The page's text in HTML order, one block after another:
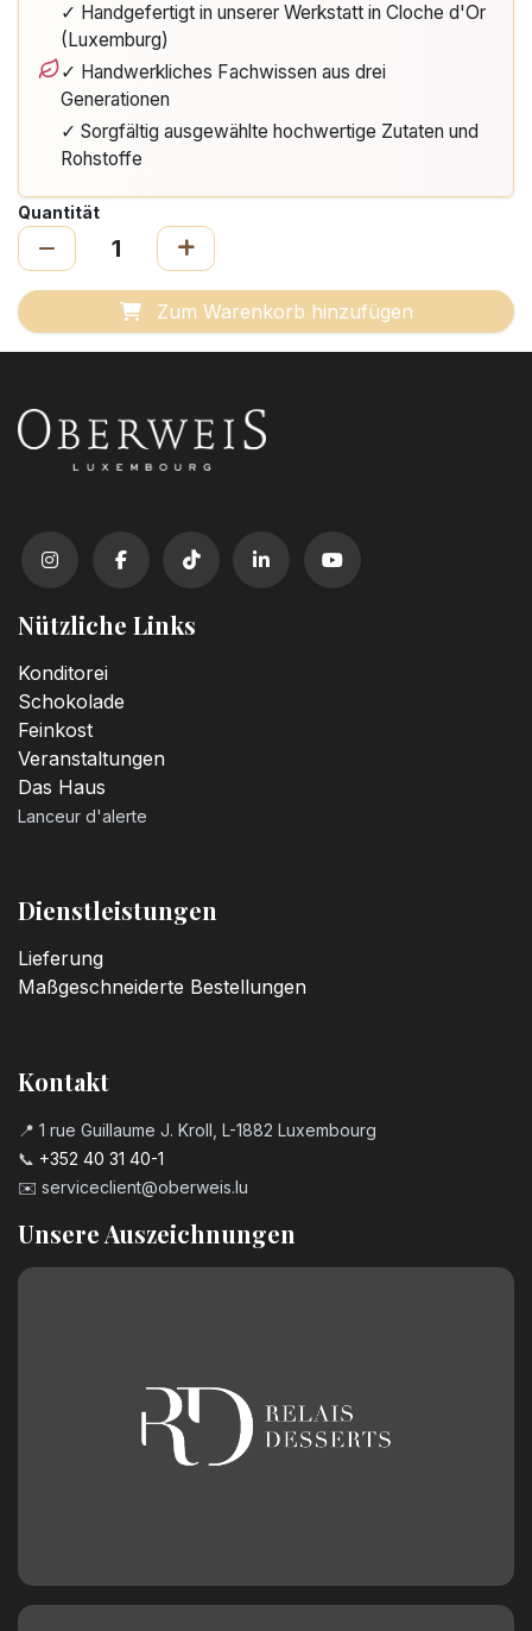
✓ Handgefertigt in unserer Werkstatt in Cloche d'Or
(Luxemburg)
✓ Handwerkliches Fachwissen aus drei
Generationen
✓ Sorgfältig ausgewählte hochwertige Zutaten und
Rohstoffe
Quantität
Zum Warenkorb hinzufügen
Nützliche Links
Konditorei
Schokolade
Feinkost
Veranstaltungen
Das Haus
Lanceur d'alerte
Dienstleistungen
Lieferung
Maßgeschneiderte Bestellungen
Kontakt
📍 1 rue Guillaume J. Kroll, L-1882 Luxembourg
📞 +352 40 31 40-1
✉️ serviceclient@oberweis.lu
Unsere Auszeichnungen